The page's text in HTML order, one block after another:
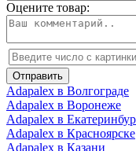
Оцените товар:
Adapalex в Волгограде
Adapalex в Воронеже
Adapalex в
Adapalex в Красноярске
Adapalex в Казани